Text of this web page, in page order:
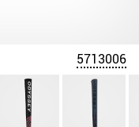
5713006